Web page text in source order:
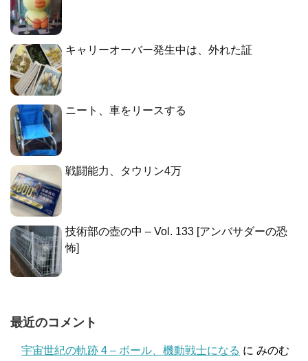
キャリーオーバー発生中は、外れた証
ニート、車をリースする
戦闘能力、タウリン4万
技術部の壺の中 – Vol. 133 [アンバサダーの恐
怖]
最近のコメント
宇宙世紀の軌跡 4 – ボール、機動戦士になる に みのむ